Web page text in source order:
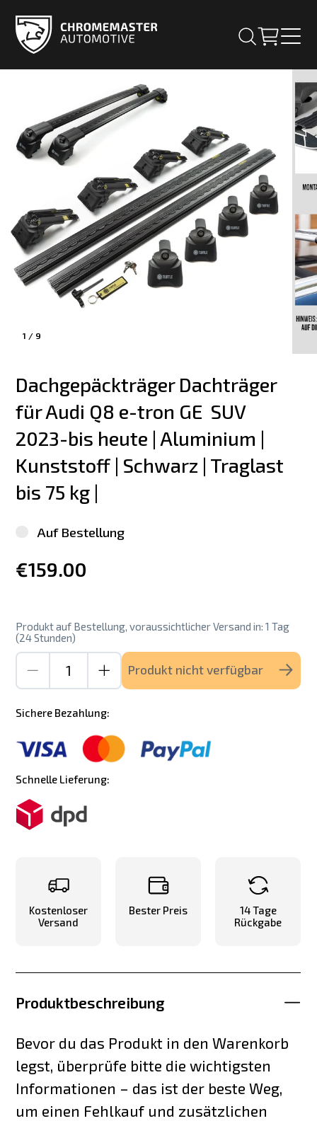
1 / 9
Dachgepäckträger Dachträger
für Audi Q8 e-tron GE  SUV
2023-bis heute | Aluminium |
Kunststoff | Schwarz | Traglast
bis 75 kg |
Auf Bestellung
€159.00
Produkt auf Bestellung, voraussichtlicher Versand in: 1 Tag
(24 Stunden)
Produkt nicht verfügbar
Sichere Bezahlung:
Schnelle Lieferung:
Kostenloser
Versand
Bester Preis
14 Tage
Rückgabe
Produktbeschreibung
Bevor du das Produkt in den Warenkorb
legst, überprüfe bitte die wichtigsten
Informationen – das ist der beste Weg,
um einen Fehlkauf und zusätzlichen